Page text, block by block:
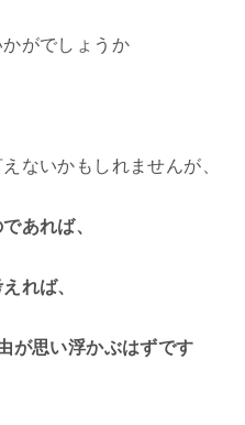
がでしょうか
ないかもしれませんが、
あれば、
れば、
が思い浮かぶはずです